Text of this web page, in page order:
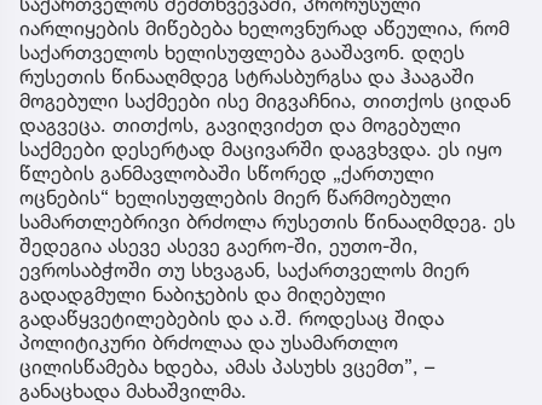
იარლიყების მიწებება ხელოვნურად აწეულია, რომ
საქართველოს ხელისუფლება გააშავონ. დღეს
რუსეთის წინააღმდეგ სტრასბურგსა და ჰააგაში
მოგებული საქმეები ისე მიგვაჩნია, თითქოს ციდან
დაგვეცა. თითქოს, გავიღვიძეთ და მოგებული
საქმეები დესერტად მაცივარში დაგვხვდა. ეს იყო
წლების განმავლობაში სწორედ „ქართული
ოცნების“ ხელისუფლების მიერ წარმოებული
სამართლებრივი ბრძოლა რუსეთის წინააღმდეგ. ეს
შედეგია ასევე ასევე გაერო-ში, ეუთო-ში,
ევროსაბჭოში თუ სხვაგან, საქართველოს მიერ
გადადგმული ნაბიჯების და მიღებული
გადაწყვეტილებების და ა.შ. როდესაც შიდა
პოლიტიკური ბრძოლაა და უსამართლო
ცილისწამება ხდება, ამას პასუხს ვცემთ”, –
განაცხადა მახაშვილმა.